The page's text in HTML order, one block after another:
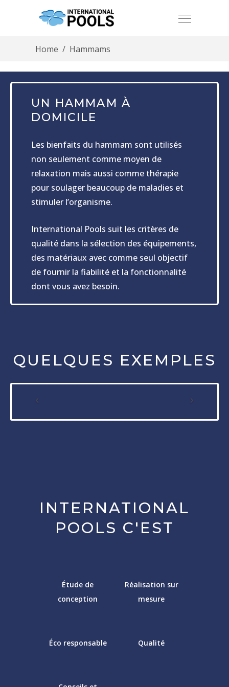
Home / Hammams
UN HAMMAM À
DOMICILE
Les bienfaits du hammam sont utilisés
non seulement comme moyen de
relaxation mais aussi comme thérapie
pour soulager beaucoup de maladies et
stimuler l’organisme.
International Pools suit les critères de
qualité dans la sélection des équipements,
des matériaux avec comme seul objectif
de fournir la fiabilité et la fonctionnalité
dont vous avez besoin.
QUELQUES EXEMPLES
INTERNATIONAL
POOLS C'EST
Étude de
conception
Réalisation sur
mesure
Éco responsable Qualité